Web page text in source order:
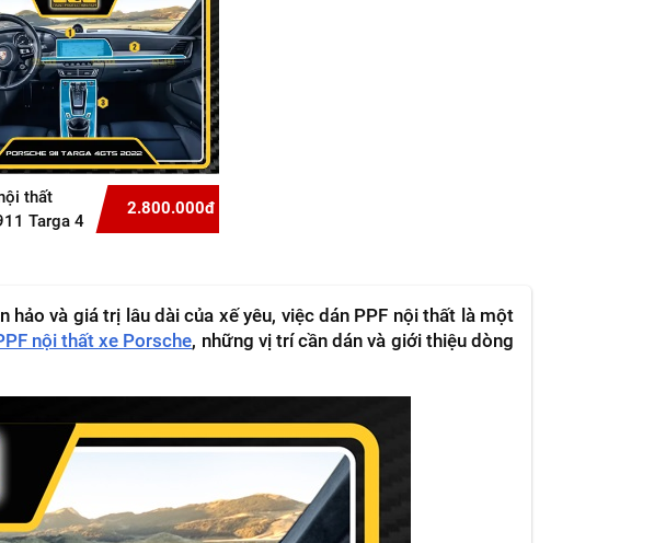
thất
Targa 4
2.800.000đ
và giá trị lâu dài của xế yêu, việc dán PPF nội thất là một
nội thất xe Porsche, những vị trí cần dán và giới thiệu dòng